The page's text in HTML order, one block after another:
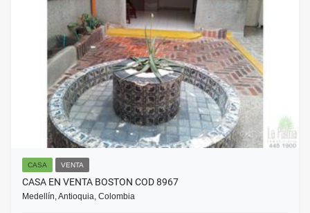
CASA VENTA
CASA EN VENTA BOSTON COD 8967
Medellín, Antioquia, Colombia